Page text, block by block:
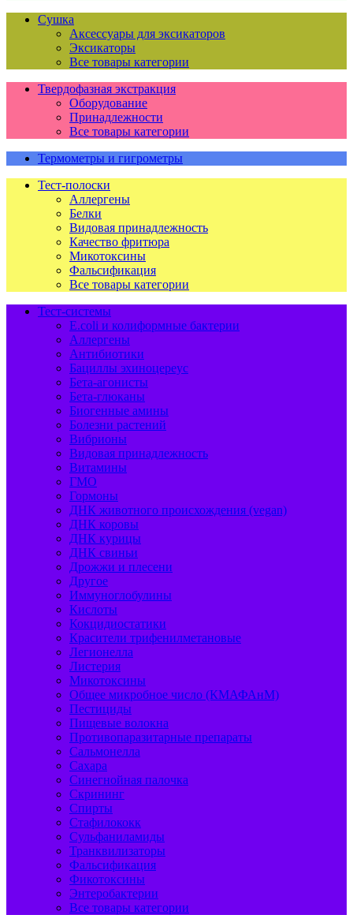
Сушка
Аксессуары для эксикаторов
Эксикаторы
Все товары категории
Твердофазная экстракция
Оборудование
Принадлежности
Все товары категории
Термометры и гигрометры
Тест-полоски
Аллергены
Белки
Видовая принадлежность
Качество фритюра
Микотоксины
Фальсификация
Все товары категории
Тест-системы
E.coli и колиформные бактерии
Аллергены
Антибиотики
Бациллы эхиноцереус
Бета-агонисты
Бета-глюканы
Биогенные амины
Болезни растений
Вибрионы
Видовая принадлежность
Витамины
ГМО
Гормоны
ДНК животного происхождения (vegan)
ДНК коровы
ДНК курицы
ДНК свиньи
Дрожжи и плесени
Другое
Иммуноглобулины
Кислоты
Кокцидиостатики
Красители трифенилметановые
Легионелла
Листерия
Микотоксины
Общее микробное число (КМАФАнМ)
Пестициды
Пищевые волокна
Противопаразитарные препараты
Сальмонелла
Сахара
Синегнойная палочка
Скрининг
Спирты
Стафилококк
Сульфаниламиды
Транквилизаторы
Фальсификация
Фикотоксины
Энтеробактерии
Все товары категории